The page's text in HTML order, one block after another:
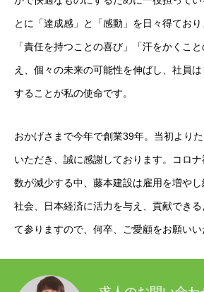
HOME
とに「達成感」と「感動」を日々得てお
「責任を持つことの喜び」「汗をかくこ
え、個々の未来の可能性を伸ばし、社員
することが私の使命です。
おかげさまで今年で創業39年。当初より
いただき、誠に感謝しております。コロ
数が減少する中、藤本建設は雇用を増や
社会、日本経済に活力を与え、貢献でき
て参りますので、何卒、ご愛顧をお願いい